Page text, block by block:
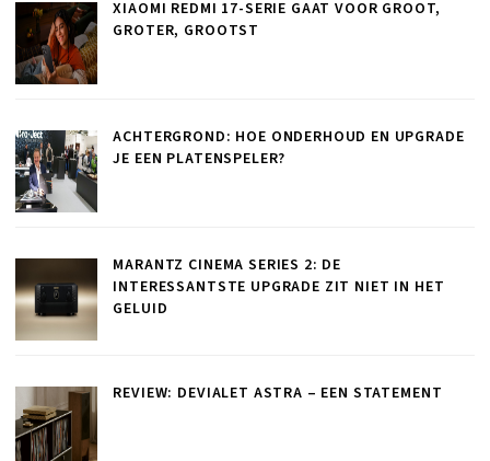
XIAOMI REDMI 17-SERIE GAAT VOOR GROOT,
GROTER, GROOTST
ACHTERGROND: HOE ONDERHOUD EN UPGRADE
JE EEN PLATENSPELER?
MARANTZ CINEMA SERIES 2: DE
INTERESSANTSTE UPGRADE ZIT NIET IN HET
GELUID
REVIEW: DEVIALET ASTRA – EEN STATEMENT